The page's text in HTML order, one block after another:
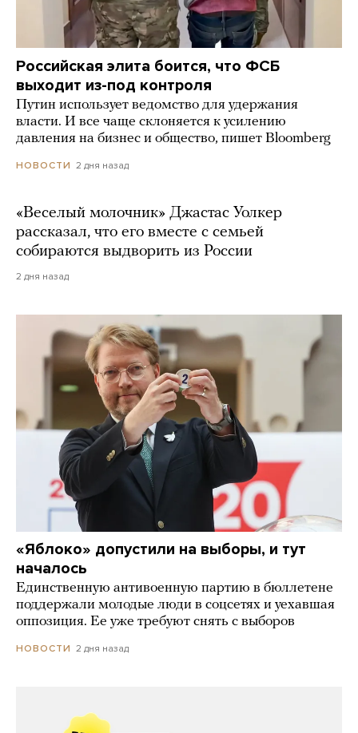
Российская элита боится, что ФСБ
выходит из-под контроля
Путин использует ведомство для удержания
власти. И все чаще склоняется к усилению
давления на бизнес и общество, пишет Bloomberg
НОВОСТИ 2 дня назад
«Веселый молочник» Джастас Уолкер
рассказал, что его вместе с семьей
собираются выдворить из России
2 дня назад
«Яблоко» допустили на выборы, и тут
началось
Единственную антивоенную партию в бюллетене
поддержали молодые люди в соцсетях и уехавшая
оппозиция. Ее уже требуют снять с выборов
НОВОСТИ 2 дня назад